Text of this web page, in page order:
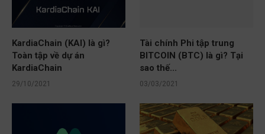
KardiaChain (KAI) là gì?
Toàn tập về dự án
KardiaChain
29/10/2021
Tài chính Phi tập trung
BITCOIN (BTC) là gì? Tại
sao thế...
03/03/2021